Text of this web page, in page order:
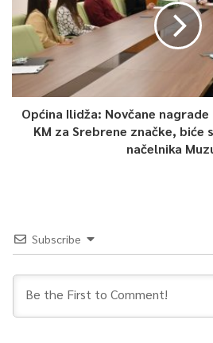
Općina Ilidža: Novčane
KM za Srebrene značke,
načelnika
Subscribe